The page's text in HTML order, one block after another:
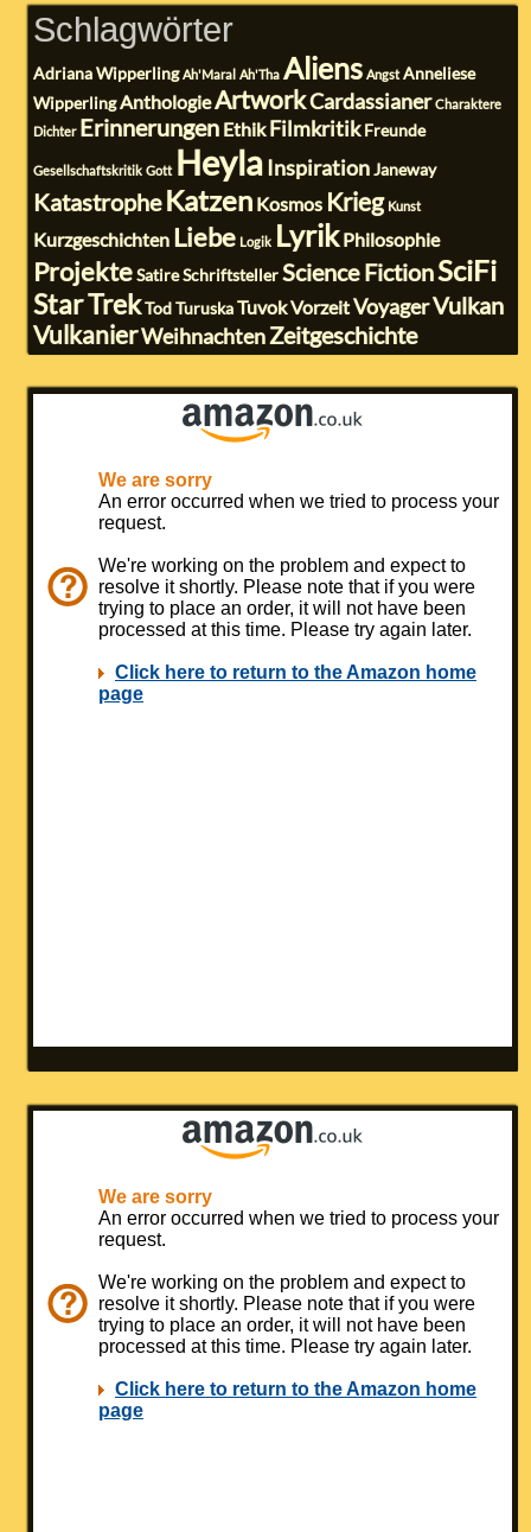
Schlagwörter
Adriana Wipperling Ah'Maral Ah'Tha Aliens Angst Anneliese
WipperlingAnthologieArtworkCardassianer Charaktere
Dichter Erinnerungen EthikFilmkritik Freunde
Gesellschaftskritik Gott HeylaInspiration Janeway
Katastrophe Katzen Kosmos Krieg Kunst
Kurzgeschichten Liebe Logik LyrikPhilosophie
Projekte SatireSchriftsteller Science FictionSciFi
Star TrekTod Turuska TuvokVorzeitVoyagerVulkan
VulkanierWeihnachtenZeitgeschichte